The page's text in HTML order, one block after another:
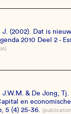
J. (2002). Dat is
2010 Deel 2 -
J.W.M. & De Jong, Tj.
en
5 (4) 25-36.